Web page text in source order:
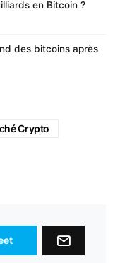
en Bitcoin ?
des bitcoins après
Crypto